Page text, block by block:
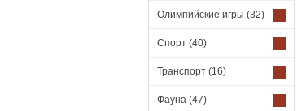
Олимпийские игры (32)
Спорт (40)
Транспорт (16)
Фауна (47)